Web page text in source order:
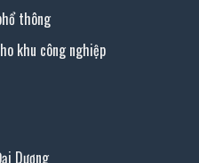
thông
khu công nghiệp
Dương